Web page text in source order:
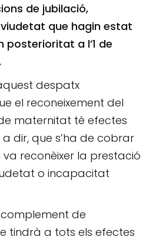
de jubilació,
que hagin estat
posterioritat a l’1 de
despatx
el reconeixement del
maternitat té efectes
dir, que s’ha de cobrar
reconèixer la prestació
o incapacitat
de
tindrà a tots els efectes